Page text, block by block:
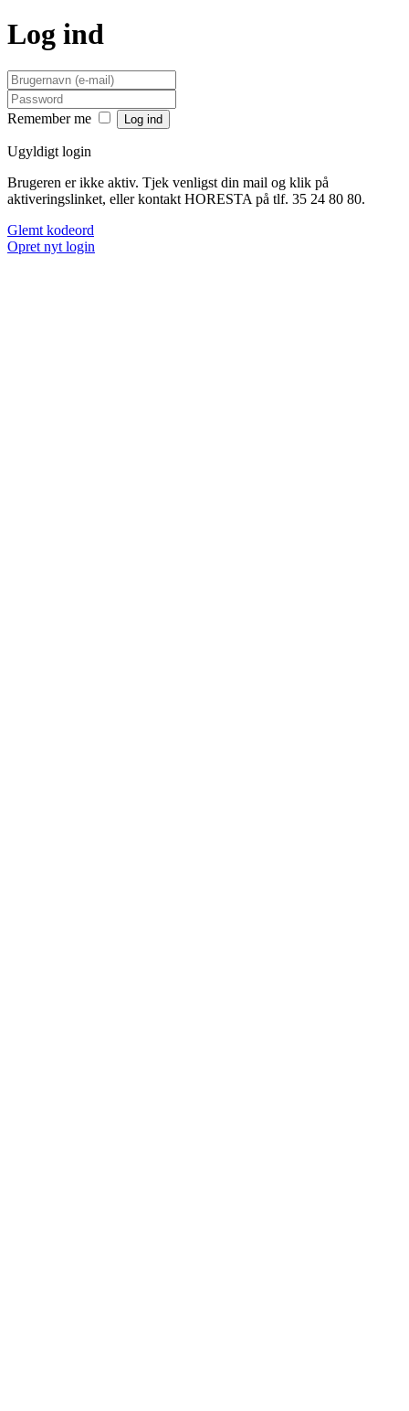
Log ind
Remember me
Ugyldigt login
Brugeren er ikke aktiv. Tjek venligst din mail og klik på
aktiveringslinket, eller kontakt HORESTA på tlf. 35 24 80 80.
Glemt kodeord
Opret nyt login